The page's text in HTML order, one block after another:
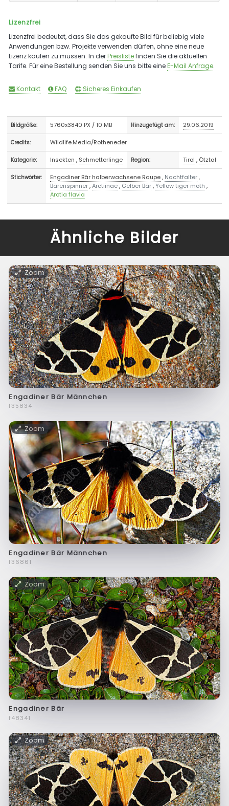
Lizenzfrei
Lizenzfrei bedeutet, dass Sie das gekaufte Bild für beliebig viele
Anwendungen bzw. Projekte verwenden dürfen, ohne eine neue
Lizenz kaufen zu müssen. In derPreislistefinden Sie die aktuellen
Tarife. Für eine Bestellung senden Sie uns bitte eineE-Mail Anfrage.
Kontakt FAQ Sicheres Einkaufen
Bildgröße: 5760x3840 PX / 10 MB Hinzugefügt am: 29.06.2019
Credits: Wildlife.Media/Rotheneder
Kategorie: Insekten , Schmetterlinge Region: Tirol , Ötztal
Stichwörter: Engadiner Bär halberwachsene Raupe, Nachtfalter,
Bärenspinner,Arctiinae, Gelber Bär,Yellow tiger moth ,
Arctia flavia
Ähnliche Bilder
Zoom
Engadiner Bär Männchen
f35834
Zoom
Engadiner Bär Männchen
f36861
Zoom
Engadiner Bär
f48341
Zoom